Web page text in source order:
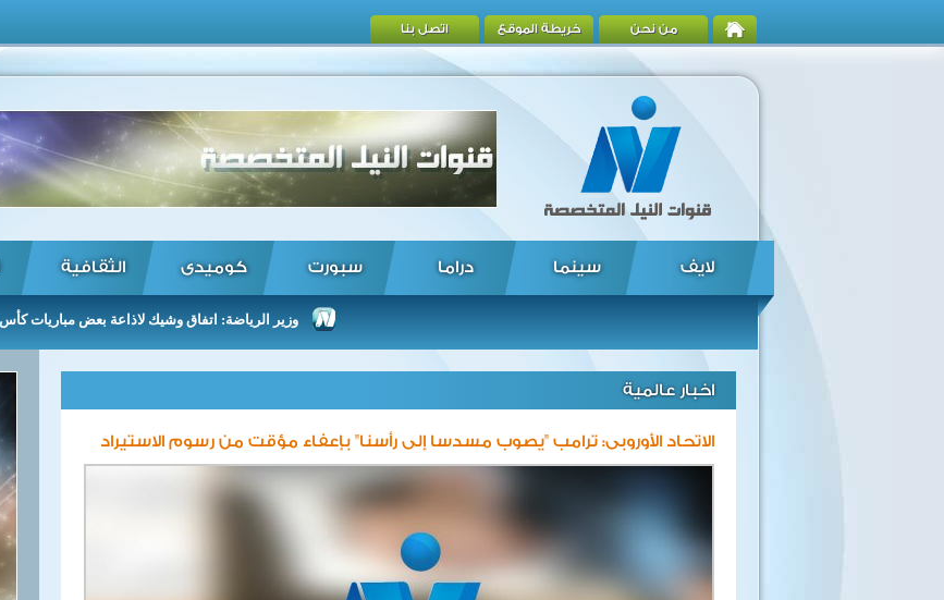
من نحن خريطة الموقع اتصل بنا
لايف سينما دراما سبورت كوميدى الثقافية
وزير الرياضة: اتفاق وشيك لاذاعة بعض مباريات كأس العالم ...
اخبار عالمية
الاتحاد الأوروبى: ترامب "يصوب مسدسا إلى رأسنا" بإعفاء مؤقت من رسوم الاستيراد